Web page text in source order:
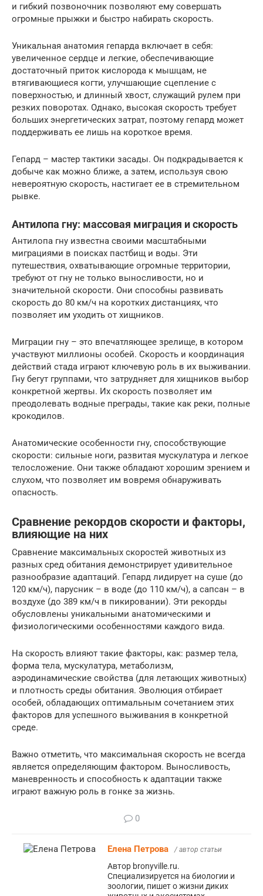
и гибкий позвоночник позволяют ему совершать
огромные прыжки и быстро набирать скорость.
Уникальная анатомия гепарда включает в себя:
увеличенное сердце и легкие, обеспечивающие
достаточный приток кислорода к мышцам, не
втягивающиеся когти, улучшающие сцепление с
поверхностью, и длинный хвост, служащий рулем при
резких поворотах. Однако, высокая скорость требует
больших энергетических затрат, поэтому гепард может
поддерживать ее лишь на короткое время.
Гепард – мастер тактики засады. Он подкрадывается к
добыче как можно ближе, а затем, используя свою
невероятную скорость, настигает ее в стремительном
рывке.
Антилопа гну: массовая миграция и скорость
Антилопа гну известна своими масштабными
миграциями в поисках пастбищ и воды. Эти
путешествия, охватывающие огромные территории,
требуют от гну не только выносливости, но и
значительной скорости. Они способны развивать
скорость до 80 км/ч на коротких дистанциях, что
позволяет им уходить от хищников.
Миграции гну – это впечатляющее зрелище, в котором
участвуют миллионы особей. Скорость и координация
действий стада играют ключевую роль в их выживании.
Гну бегут группами, что затрудняет для хищников выбор
конкретной жертвы. Их скорость позволяет им
преодолевать водные преграды, такие как реки, полные
крокодилов.
Анатомические особенности гну, способствующие
скорости: сильные ноги, развитая мускулатура и легкое
телосложение. Они также обладают хорошим зрением и
слухом, что позволяет им вовремя обнаруживать
опасность.
Сравнение рекордов скорости и факторы,
влияющие на них
Сравнение максимальных скоростей животных из
разных сред обитания демонстрирует удивительное
разнообразие адаптаций. Гепард лидирует на суше (до
120 км/ч), парусник – в воде (до 110 км/ч), а сапсан – в
воздухе (до 389 км/ч в пикировании). Эти рекорды
обусловлены уникальными анатомическими и
физиологическими особенностями каждого вида.
На скорость влияют такие факторы, как: размер тела,
форма тела, мускулатура, метаболизм,
аэродинамические свойства (для летающих животных)
и плотность среды обитания. Эволюция отбирает
особей, обладающих оптимальным сочетанием этих
факторов для успешного выживания в конкретной
среде.
Важно отметить, что максимальная скорость не всегда
является определяющим фактором. Выносливость,
маневренность и способность к адаптации также
играют важную роль в гонке за жизнь.
0
Елена Петрова / автор статьи
Автор bronyville.ru.
Специализируется на биологии и
зоологии, пишет о жизни диких